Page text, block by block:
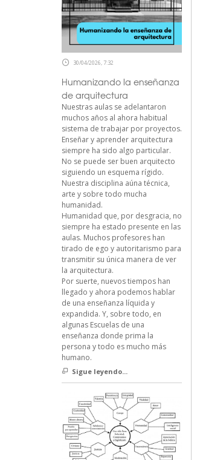
30/04/2026, 7:32
Humanizando la enseñanza
de arquitectura
Nuestras aulas se adelantaron
muchos años al ahora habitual
sistema de trabajar por proyectos.
Enseñar y aprender arquitectura
siempre ha sido algo particular.
No se puede ser buen arquitecto
siguiendo un esquema rígido.
Nuestra disciplina aúna técnica,
arte y sobre todo mucha
humanidad.
Humanidad que, por desgracia, no
siempre ha estado presente en las
aulas. Muchos profesores han
tirado de ego y autoritarismo para
transmitir su única manera de ver
la arquitectura.
Por suerte, nuevos tiempos han
llegado y ahora podemos hablar
de una enseñanza líquida y
expandida. Y, sobre todo, en
algunas Escuelas de una
enseñanza donde prima la
persona y todo es mucho más
humano.
Sigue leyendo...